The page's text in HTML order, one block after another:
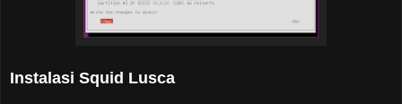
Instalasi Squid Lusca